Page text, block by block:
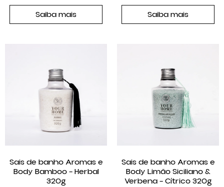
Saiba mais Saiba mais
Sais de banho Aromas e
Body Bamboo – Herbal
320g
Sais de banho Aromas e
Body Limão Siciliano &
Verbena – Cítrico 320g